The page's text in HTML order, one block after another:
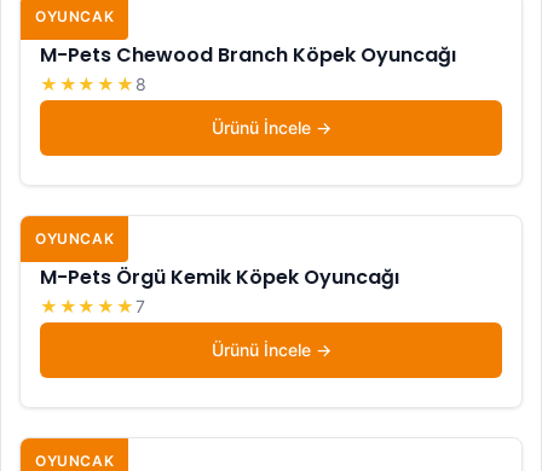
OYUNCAK
M-Pets Chewood Branch Köpek Oyuncağı
★★★★★ 8
Ürünü İncele
OYUNCAK
M-Pets Örgü Kemik Köpek Oyuncağı
★★★★★7
Ürünü İncele
OYUNCAK